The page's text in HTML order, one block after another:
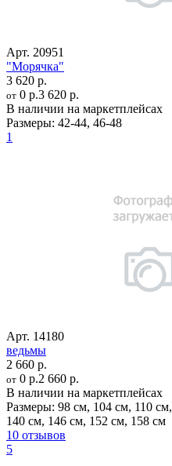
Арт. 20951
"Морячка"
3 620 р.
от 0 р.3 620 р.
В наличии на маркетплейсах
Размеры: 42-44, 46-48
1
Арт. 14180
ведьмы
2 660 р.
от 0 р.2 660 р.
В наличии на маркетплейсах
Размеры: 98 см, 104 см, 110 см,
140 см, 146 см, 152 см, 158 см
10 отзывов
5